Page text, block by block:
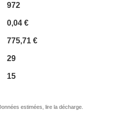
972
0,04 €
775,71 €
29
15
estimées, lire la décharge.